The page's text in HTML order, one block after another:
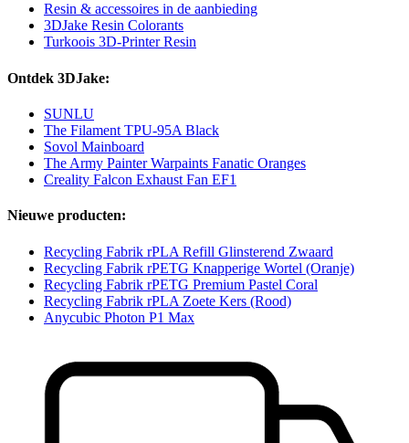
Resin & accessoires in de aanbieding
3DJake Resin Colorants
Turkoois 3D-Printer Resin
Ontdek 3DJake:
SUNLU
The Filament TPU-95A Black
Sovol Mainboard
The Army Painter Warpaints Fanatic Oranges
Creality Falcon Exhaust Fan EF1
Nieuwe producten:
Recycling Fabrik rPLA Refill Glinsterend Zwaard
Recycling Fabrik rPETG Knapperige Wortel (Oranje)
Recycling Fabrik rPETG Premium Pastel Coral
Recycling Fabrik rPLA Zoete Kers (Rood)
Anycubic Photon P1 Max